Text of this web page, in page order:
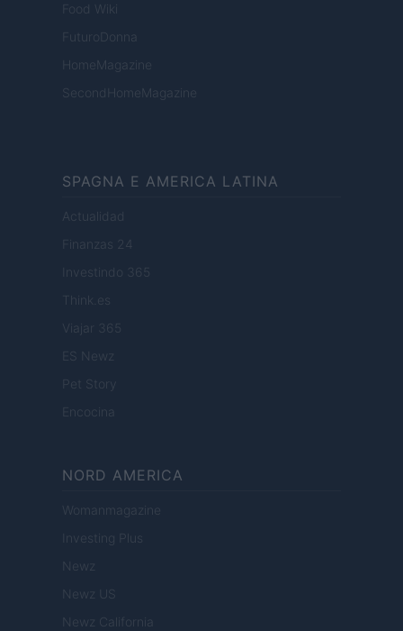
Food Wiki
FuturoDonna
HomeMagazine
SecondHomeMagazine
SPAGNA E AMERICA LATINA
Actualidad
Finanzas 24
Investindo 365
Think.es
Viajar 365
ES Newz
Pet Story
Encocina
NORD AMERICA
Womanmagazine
Investing Plus
Newz
Newz US
Newz California